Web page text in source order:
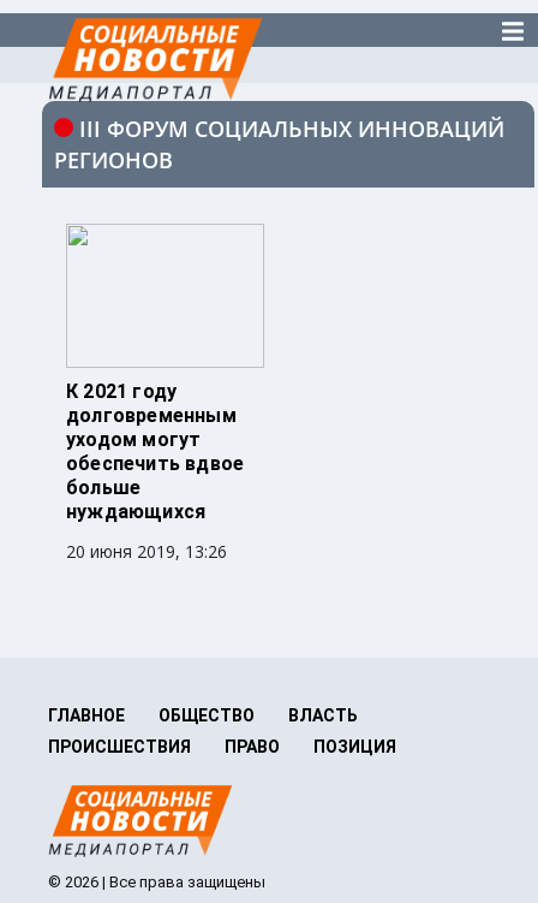
III ФОРУМ СОЦИАЛЬНЫХ ИННОВАЦИЙ
РЕГИОНОВ
К 2021 году
долговременным
уходом могут
обеспечить вдвое
больше
нуждающихся
20 июня 2019, 13:26
ГЛАВНОЕ ОБЩЕСТВО
ВЛАСТЬ
ПРОИСШЕСТВИЯ
ПРАВО ПОЗИЦИЯ
© 2026 | Все права защищены